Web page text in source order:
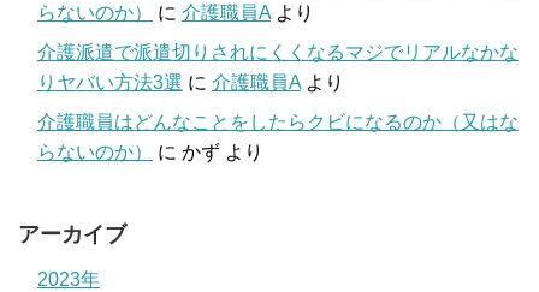
らないのか）
に 介護職員A より
介護派遣で派遣切りされにくくなるマジでリアルなかな
りヤバい方法3選 に 介護職員A より
介護職員はどんなことをしたらクビになるのか（又はな
らないのか）
に かず より
アーカイブ
2023年